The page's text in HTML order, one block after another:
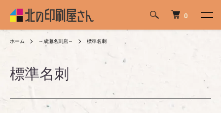
0
ホーム ～成瀬名刺店～ 標準名刺
標準名刺